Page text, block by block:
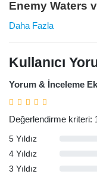
Enemy Waters
Daha Fazla
Kullanıcı
Yorum & İnceleme
Değerlendirme kriteri:
5 Yıldız
4 Yıldız
3 Yıldız